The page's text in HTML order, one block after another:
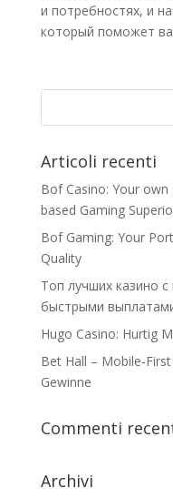
и потребностях, и
который поможет
Articoli recenti
Bof Casino: Your
based Gaming
Bof Gaming: Your
Quality
Топ лучших казино
быстрыми
Hugo Casino: Hurtig
Bet Hall –
Gewinne
Commenti
Archivi